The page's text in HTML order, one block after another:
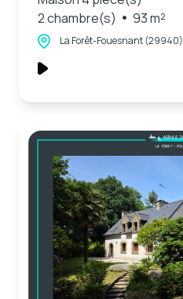
2 chambre(s)
93 m²
La Forêt-Fouesnant (29940)